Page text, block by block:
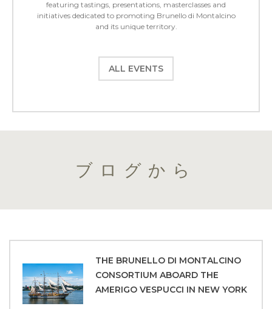
featuring tastings, presentations, masterclasses and
initiatives dedicated to promoting Brunello di Montalcino
and its unique territory.
ALL EVENTS
ブログから
THE BRUNELLO DI MONTALCINO
CONSORTIUM ABOARD THE
AMERIGO VESPUCCI IN NEW YORK